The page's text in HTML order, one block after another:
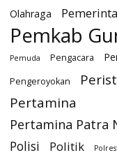
Olahraga
Pemkab
Pemuda Pengacara
Pengeroyokan
Pertamina
Pertamina Patra
Polisi
Politik